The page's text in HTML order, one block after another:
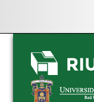
Skip
navigation